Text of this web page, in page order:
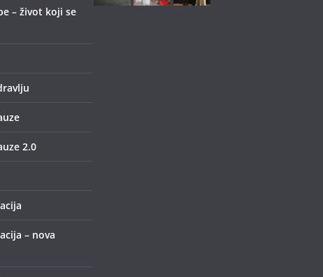
– život koji se
2.0
– nova